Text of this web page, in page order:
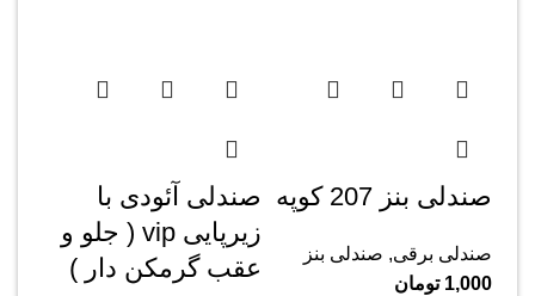
صندلی بنز 207 کوپه
صندلی برقی, صندلی بنز
1,000 تومان
صندلی آئودی با
زیرپایی vip ( جلو و
عقب گرمکن دار )